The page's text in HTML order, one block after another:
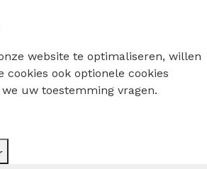
website te optimaliseren, willen
ook optionele cookies
uw toestemming vragen.